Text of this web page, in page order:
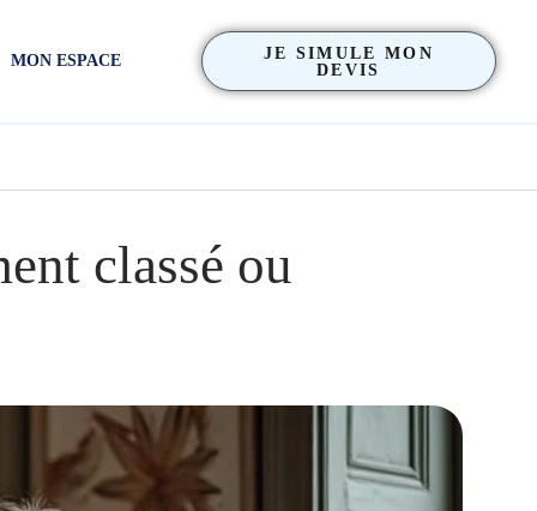
MON ESPACE
JE SIMULE MON
DEVIS
classé ou